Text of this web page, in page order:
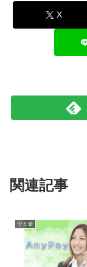
X
関連記事
ヤミ金